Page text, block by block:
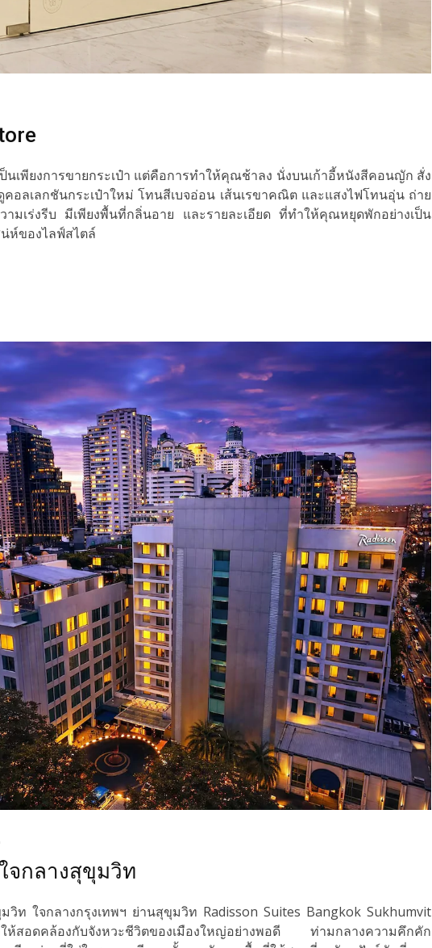
นเพียงการขายกระเป๋า แต่คือการทำให้คุณช้าลง นั่งบนเก้าอี้หนังสีคอนญัก สั่ง
อลเลกชันกระเป๋าใหม่ โทนสีเบจอ่อน เส้นเรขาคณิต และแสงไฟโทนอุ่น ถ่าย
มเร่งรีบ มีเพียงพื้นที่กลิ่นอาย และรายละเอียด ที่ทำให้คุณหยุดพักอย่างเป็น
ห์ของไลฟ์สไตล์
จกลางสุขุมวิท
มวิท ใจกลางกรุงเทพฯ ย่านสุขุมวิท Radisson Suites Bangkok Sukhumvit
ห้สอดคล้องกับจังหวะชีวิตของเมืองใหญ่อย่างพอดี ท่ามกลางความคึกคัก